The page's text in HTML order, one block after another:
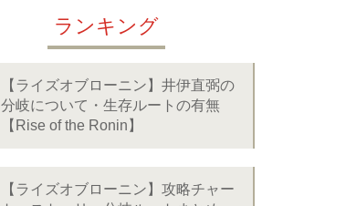
ランキング
【ライズオブローニン】井伊直弼の
分岐について・生存ルートの有無
【Rise of the Ronin】
【ライズオブローニン】攻略チャー